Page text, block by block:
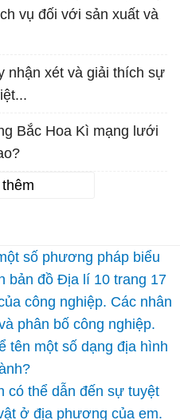
vụ đối với sản xuất và
nhận xét và giải thích sự
Bắc Hoa Kì mạng lưới
số phương pháp biểu
bản đồ Địa lí 10 trang 17
công nghiệp. Các nhân
phân bố công nghiệp.
tên một số dạng địa hình
có thể dẫn đến sự tuyệt
ở địa phương của em.